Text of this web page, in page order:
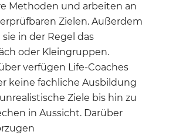
Methoden und arbeiten an
Zielen. Außerdem
in der Regel das
oder Kleingruppen.
verfügen Life-Coaches
keine fachliche Ausbildung
Ziele bis hin zu
in Aussicht. Darüber